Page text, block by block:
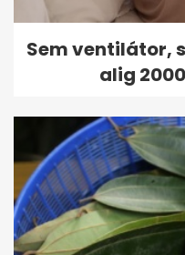
Sem ventilátor,
alig